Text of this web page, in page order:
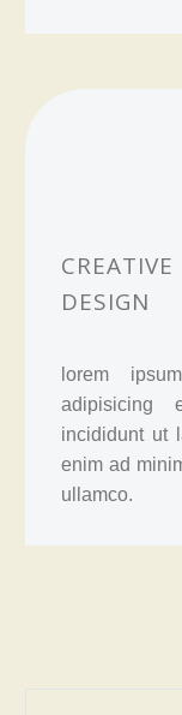
CREATIVE
DESIGN
lorem
adipisicing
incididunt ut
enim ad
ullamco.